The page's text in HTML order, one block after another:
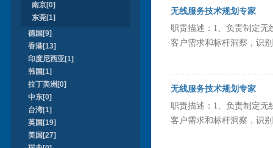
南京[0]
东莞[1]
德国[9]
香港[13]
印度尼西亚[1]
韩国[1]
拉丁美洲[0]
中东[0]
台湾[1]
英国[19]
美国[27]
无线服务技术规划专家
职责描述：1、负责制定无
客户需求和标杆洞察，识
无线服务技术规划专家
职责描述：1、负责制定无
客户需求和标杆洞察，识